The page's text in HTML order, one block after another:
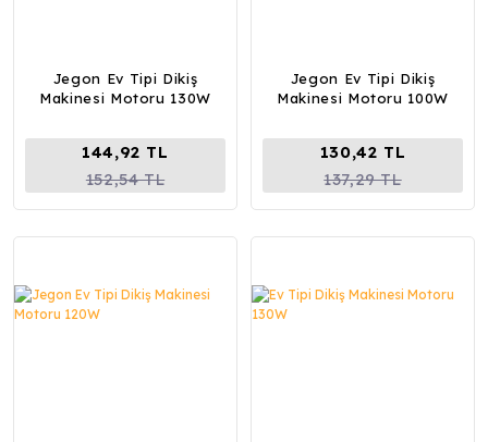
Jegon Ev Tipi Dikiş
Makinesi Motoru 130W
144,92 TL
152,54 TL
Jegon Ev Tipi Dikiş
Makinesi Motoru 100W
130,42 TL
137,29 TL